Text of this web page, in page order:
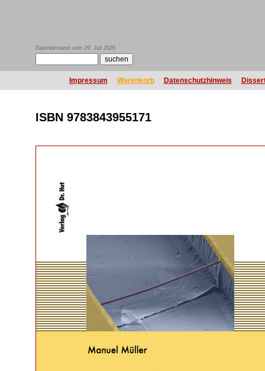
Datenbestand vom 29. Juli 2026
Impressum Warenkorb Datenschutzhinweis
ISBN 9783843955171